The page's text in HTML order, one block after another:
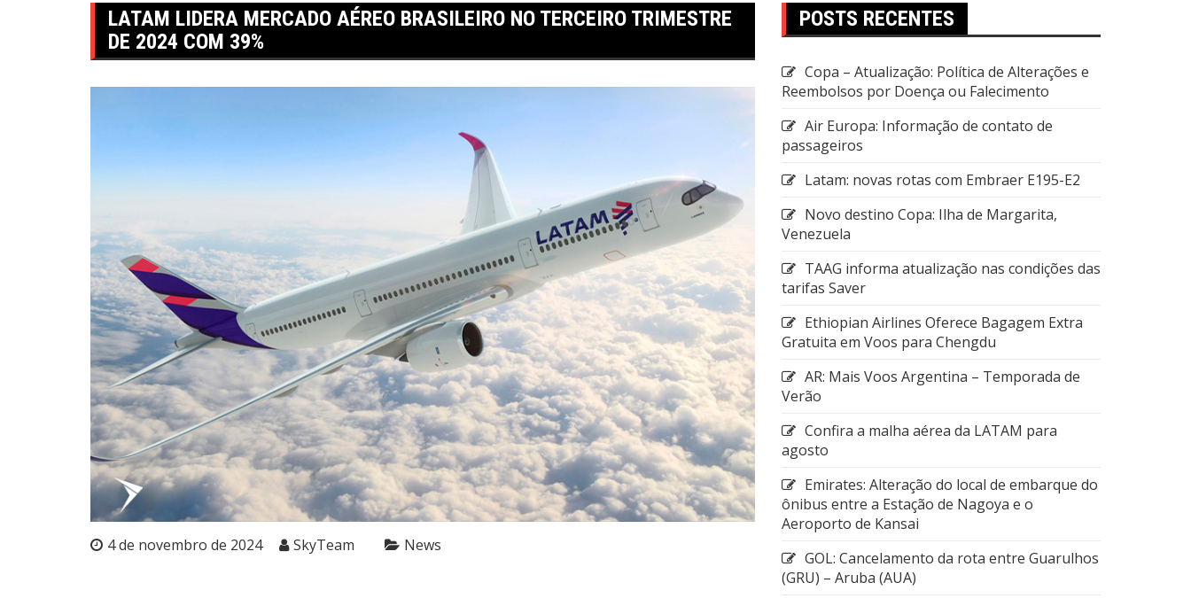
LATAM LIDERA MERCADO AÉREO BRASILEIRO NO TERCEIRO TRIMESTRE
DE 2024 COM 39%
4 de novembro de 2024 SkyTeam News
POSTS RECENTES
Copa – Atualização: Política de Alterações e
Reembolsos por Doença ou Falecimento
Air Europa: Informação de contato de
passageiros
Latam: novas rotas com Embraer E195-E2
Novo destino Copa: Ilha de Margarita,
Venezuela
TAAG informa atualização nas condições das
tarifas Saver
Ethiopian Airlines Oferece Bagagem Extra
Gratuita em Voos para Chengdu
AR: Mais Voos Argentina – Temporada de
Verão
Confira a malha aérea da LATAM para
agosto
Emirates: Alteração do local de embarque do
ônibus entre a Estação de Nagoya e o
Aeroporto de Kansai
GOL: Cancelamento da rota entre Guarulhos
(GRU) – Aruba (AUA)